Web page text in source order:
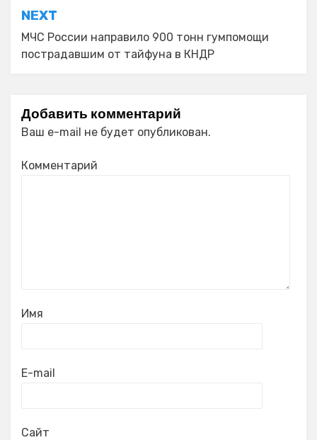
NEXT
МЧС России направило 900 тонн гумпомощи
пострадавшим от тайфуна в КНДР
Добавить комментарий
Ваш e-mail не будет опубликован.
Комментарий
Имя
E-mail
Сайт